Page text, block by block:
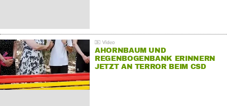
AHORNBAUM UND
REGENBOGENBANK ERINNERN
JETZT AN TERROR BEIM CSD